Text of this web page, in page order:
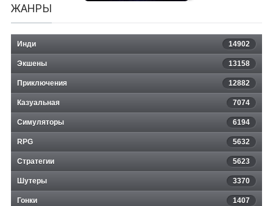
ЖАНРЫ
Инди 14902
Экшены 13158
Приключения 12882
Казуальная 7074
Симуляторы 6194
RPG 5632
Стратегии 5623
Шутеры 3370
Гонки 1407